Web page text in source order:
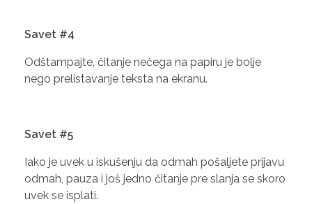
Savet #4
Odštampajte, čitanje nečega na papiru je bolje
nego prelistavanje teksta na ekranu.
Savet #5
Iako je uvek u iskušenju da odmah pošaljete prijavu
odmah, pauza i još jedno čitanje pre slanja se skoro
uvek se isplati.